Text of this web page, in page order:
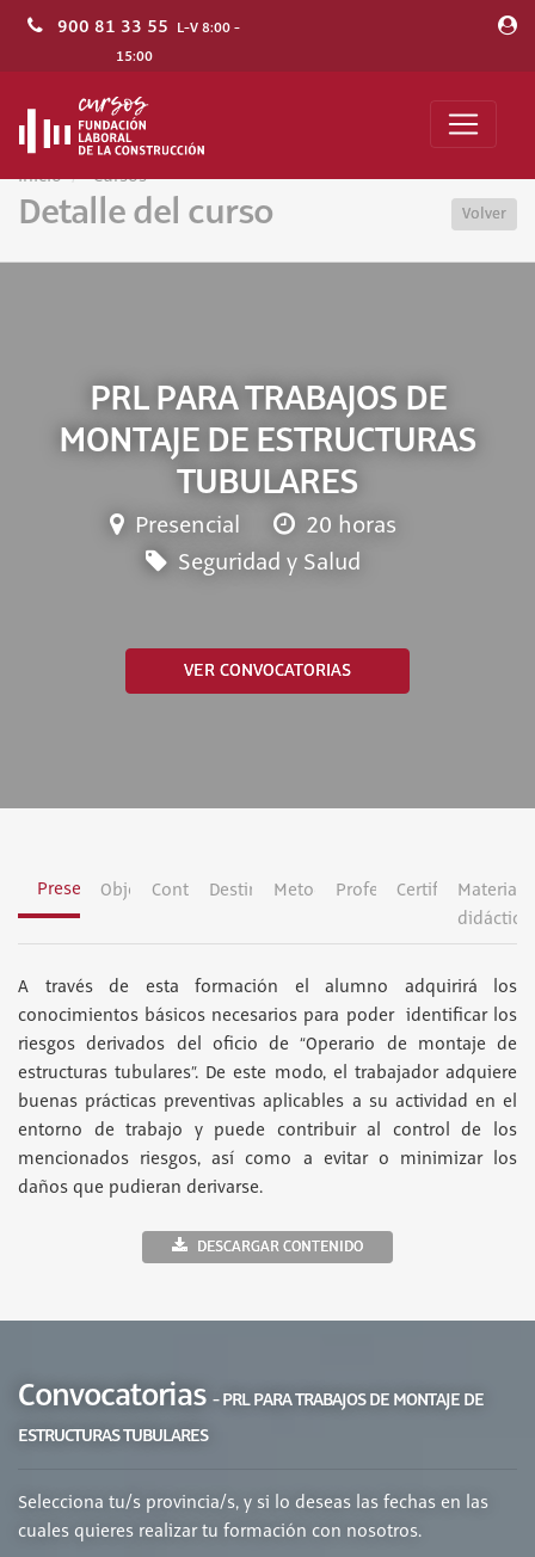
900 81 33 55 L-V 8:00 -
15:00
Inicio Cursos
Detalle del curso Volver
PRL PARA TRABAJOS DE
MONTAJE DE ESTRUCTURAS
TUBULARES
Presencial
20 horas
Seguridad y Salud
VER CONVOCATORIAS
PresentaciónObjetivosContenidosDestinatariosMetodologíaProfesoradoCertificación
Material
didáctico
A través de esta formación el alumno adquirirá los
conocimientos básicos necesarios para poder identificar los
riesgos derivados del oficio de “Operario de montaje de
estructuras tubulares”. De este modo, el trabajador adquiere
buenas prácticas preventivas aplicables a su actividad en el
entorno de trabajo y puede contribuir al control de los
mencionados riesgos, así como a evitar o minimizar los
daños que pudieran derivarse.
DESCARGAR CONTENIDO
Convocatorias - PRL PARA TRABAJOS DE MONTAJE DE
ESTRUCTURAS TUBULARES
Selecciona tu/s provincia/s, y si lo deseas las fechas en las
cuales quieres realizar tu formación con nosotros.